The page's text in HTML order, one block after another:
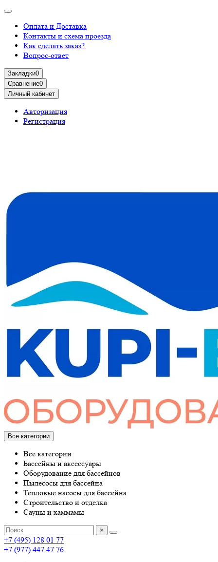
Оплата и Доставка
Контакты и схема проезда
Как сделать заказ?
Вопрос-ответ
Закладки0
Сравнение0
Личный кабинет
Авторизация
Регистрация
Все категории
Все категории
Бассейны и аксессуары
Оборудование для бассейнов
Пылесосы для бассейна
Тепловые насосы для бассейна
Строительство и отделка
Сауны и хаммамы
×
+7 (495) 128 01 77
+7 (977) 447 47 76